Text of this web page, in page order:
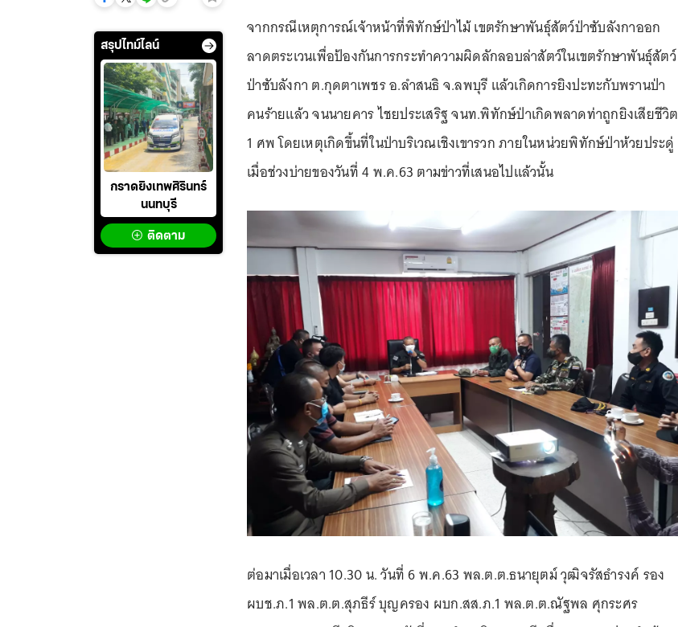
สรุปไทม์ไลน์
กราดยิงเทพศิรินทร์
นนทบุรี
ติดตาม
จากกรณีเหตุการณ์เจ้าหน้าที่พิทักษ์ป่าไม้ เขตรักษาพันธุ์สัตว์ป่าซับลังกาออก
ลาดตระเวนเพื่อป้องกันการกระทำความผิดลักลอบล่าสัตว์ในเขตรักษาพันธุ์สัตว์
ป่าซับลังกา ต.กุดตาเพชร อ.ลำสนธิ จ.ลพบุรี แล้วเกิดการยิงปะทะกับพรานป่า
คนร้ายแล้ว จนนายคาร ไชยประเสริฐ จนท.พิทักษ์ป่าเกิดพลาดท่าถูกยิงเสียชีวิต
1 ศพ โดยเหตุเกิดขึ้นที่ในป่าบริเวณเชิงเขารวก ภายในหน่วยพิทักษ์ป่าห้วยประดู่
เมื่อช่วงบ่ายของวันที่ 4 พ.ค.63 ตามข่าวที่เสนอไปแล้วนั้น
ต่อมาเมื่อเวลา 10.30 น. วันที่ 6 พ.ค.63 พล.ต.ต.ธนายุตม์ วุฒิจรัสธำรงค์ รอง
ผบช.ภ.1 พล.ต.ต.สุภธีร์ บุญครอง ผบก.สส.ภ.1 พล.ต.ต.ณัฐพล ศุกระศร